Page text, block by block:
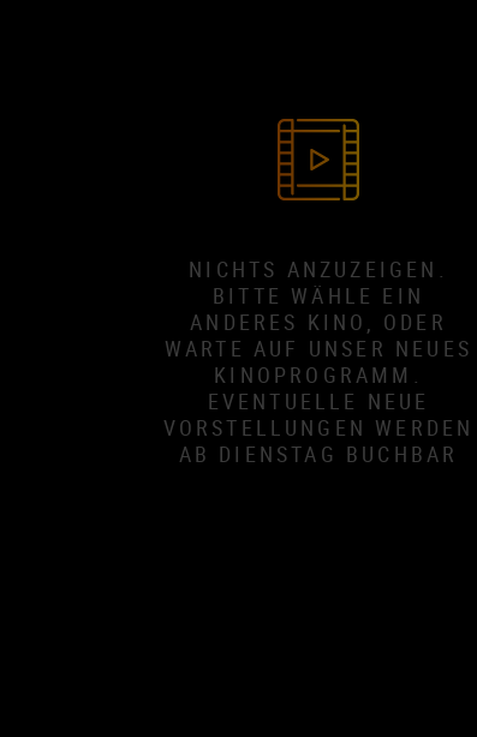
NICHTS ANZUZEIGEN.
BITTE WÄHLE EIN
ANDERES KINO, ODER
WARTE AUF UNSER NEUES
KINOPROGRAMM.
EVENTUELLE NEUE
VORSTELLUNGEN WERDEN
AB DIENSTAG BUCHBAR